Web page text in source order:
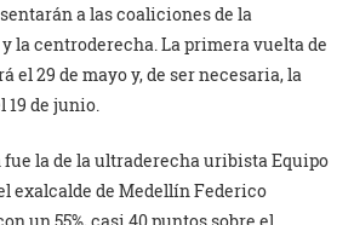
a las coaliciones de la
la centroderecha. La primera vuelta de
el 29 de mayo y, de ser necesaria, la
19 de junio.
la de la ultraderecha uribista Equipo
exalcalde de Medellín Federico